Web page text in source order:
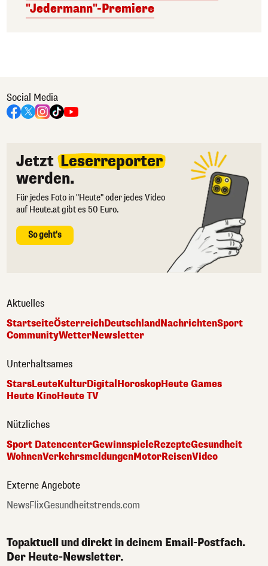
"Jedermann"-Premiere
Social Media
Jetzt Leserreporter
werden.
Für jedes Foto in "Heute" oder jedes Video
auf Heute.at gibt es 50 Euro.
So geht's
Aktuelles
StartseiteÖsterreichDeutschlandNachrichtenSport
CommunityWetterNewsletter
Unterhaltsames
StarsLeuteKulturDigital HoroskopHeute Games
Heute KinoHeute TV
Nützliches
Sport DatencenterGewinnspieleRezepteGesundheit
WohnenVerkehrsmeldungenMotorReisenVideo
Externe Angebote
NewsFlixGesundheitstrends.com
Topaktuell und direkt in deinem Email-Postfach.
Der Heute-Newsletter.